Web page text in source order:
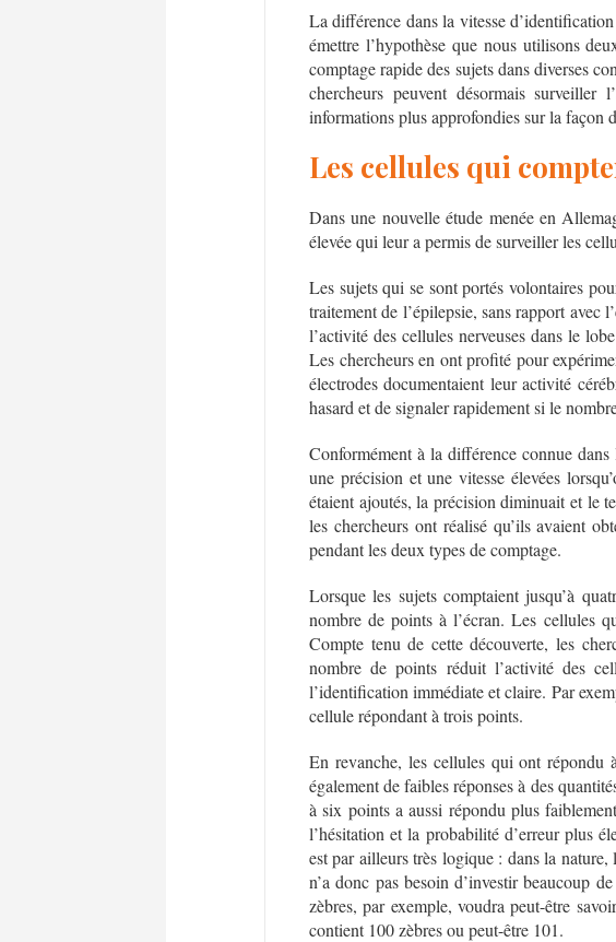
La différence dans la vitesse
émettre l’hypothèse que nous utilisons
comptage rapide des sujets dans diverses
chercheurs peuvent désormais surveiller
informations plus approfondies sur la façon
Les cellules qui
Dans une nouvelle étude menée en
élevée qui leur a permis de surveiller les
Les sujets qui se sont portés volontaires
traitement de l’épilepsie, sans rapport avec
l’activité des cellules nerveuses dans le
Les chercheurs en ont profité pour
électrodes documentaient leur activité
hasard et de signaler rapidement si le
Conformément à la différence connue
une précision et une vitesse élevées
étaient ajoutés, la précision diminuait et le
les chercheurs ont réalisé qu’ils avaient
pendant les deux types de comptage.
Lorsque les sujets comptaient jusqu’à
nombre de points à l’écran. Les cellules
Compte tenu de cette découverte, les
nombre de points réduit l’activité des
l’identification immédiate et claire. Par
cellule répondant à trois points.
En revanche, les cellules qui ont répondu
également de faibles réponses à des
à six points a aussi répondu plus
l’hésitation et la probabilité d’erreur plus
est par ailleurs très logique : dans la
n’a donc pas besoin d’investir beaucoup
zèbres, par exemple, voudra peut-être
contient 100 zèbres ou peut-être 101.